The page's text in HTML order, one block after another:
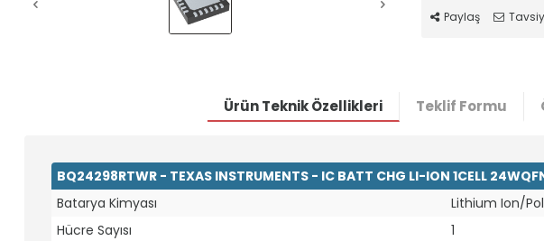
Paylaş
Ürün Teknik Özellikleri Teklif Formu
BQ24298RTWR - TEXAS INSTRUMENTS - IC BATT CHG LI-ION 1CELL
Batarya Kimyası
Lithium Ion/
Hücre Sayısı
1